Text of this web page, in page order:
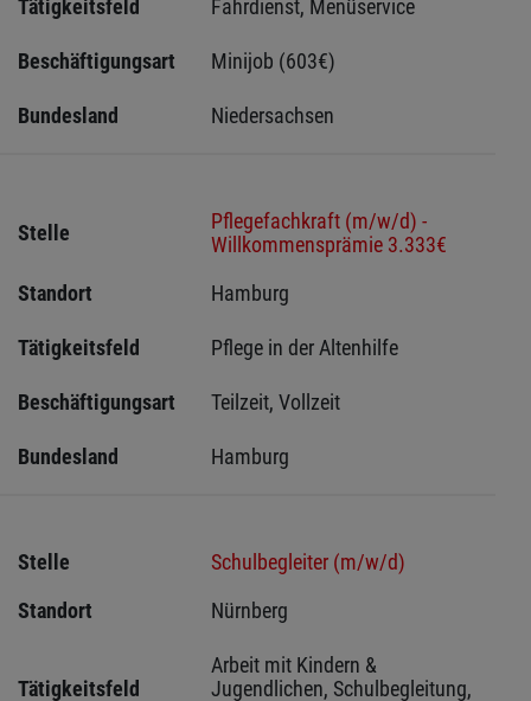
Tätigkeitsfeld Fahrdienst, Menüservice
Beschäftigungsart Minijob (603€)
Bundesland Niedersachsen
Stelle
Pflegefachkraft (m/w/d) -
Willkommensprämie 3.333€
Standort
Hamburg
Tätigkeitsfeld Pflege in der Altenhilfe
Beschäftigungsart Teilzeit, Vollzeit
Bundesland Hamburg
Stelle
Schulbegleiter (m/w/d)
Standort
Nürnberg
Tätigkeitsfeld
Arbeit mit Kindern &
Jugendlichen, Schulbegleitung,